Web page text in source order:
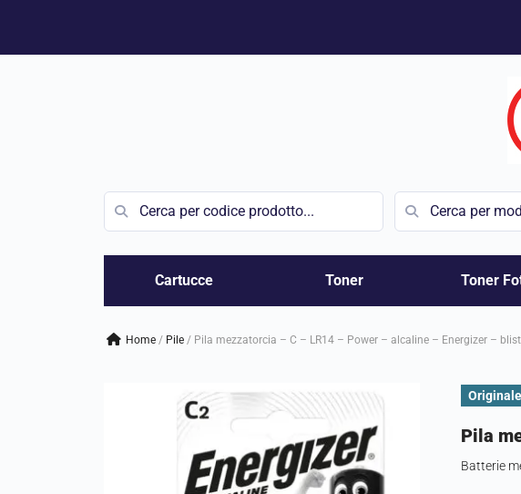
Vai
Cartucce Toner Toner
Home / pile / Pila mezzatorcia – C – LR14 – Power – alcaline – Energizer –
Originale
Pila
Batterie